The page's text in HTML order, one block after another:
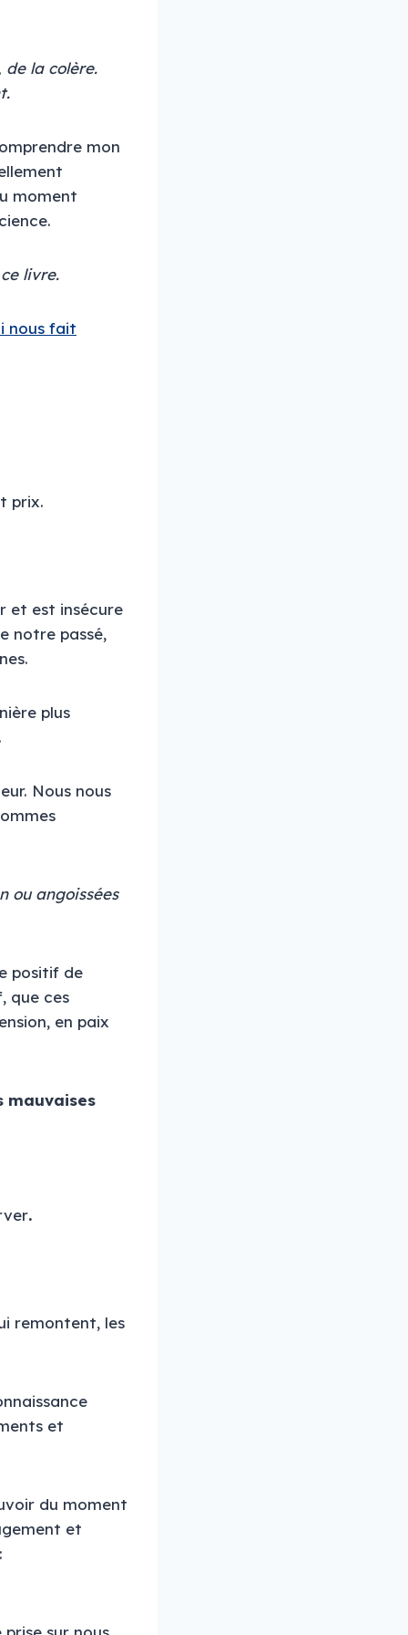
la colère.
mon
moment
livre.
nous fait
prix.
et est insécure
notre passé,
plus
Nous nous
ou angoissées
positif de
que ces
en paix
mauvaises
.
remontent, les
et
du moment
et